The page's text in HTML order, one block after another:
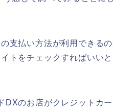
支払い方法が利用できる
トをチェックすればいいと
DXのお店がクレジットカ